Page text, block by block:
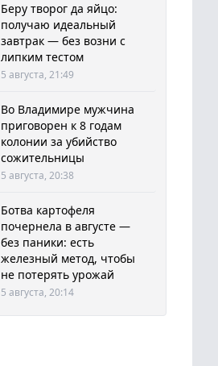
Беру творог да яйцо:
получаю идеальный
завтрак — без возни с
липким тестом
5 августа, 21:49
Во Владимире мужчина
приговорен к 8 годам
колонии за убийство
сожительницы
5 августа, 20:38
Ботва картофеля
почернела в августе —
без паники: есть
железный метод, чтобы
не потерять урожай
5 августа, 20:14